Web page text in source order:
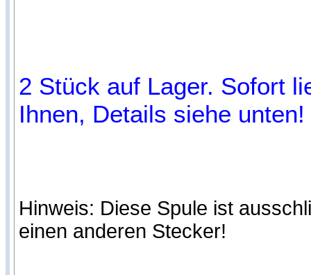
2 Stück auf Lager. Sofort
Ihnen, Details siehe unten!
Hinweis: Diese Spule ist
einen anderen Stecker!